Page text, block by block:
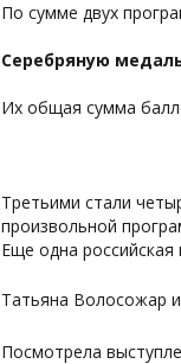
По сумме двух
Серебряную
Их общая сумма
Третьими стали
произвольной
Еще одна
Татьяна Волосожар
Посмотрела